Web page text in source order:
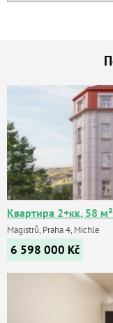
Квартира 2+кк, 58
Magistrů, Praha 4, Michle
6 598 000 Kč